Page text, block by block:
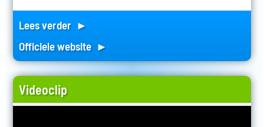
Lees verder ►
Officiele website ►
Videoclip